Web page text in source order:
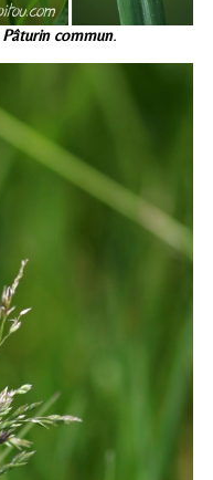
Pâturin commun.